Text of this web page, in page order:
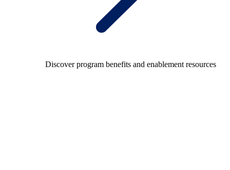
Discover program benefits and enablement resources